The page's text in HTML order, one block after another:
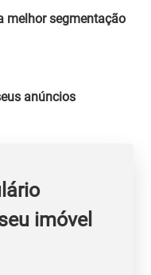
melhor segmentação
anúncios
imóvel